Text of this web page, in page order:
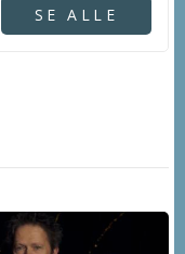
SE ALLE